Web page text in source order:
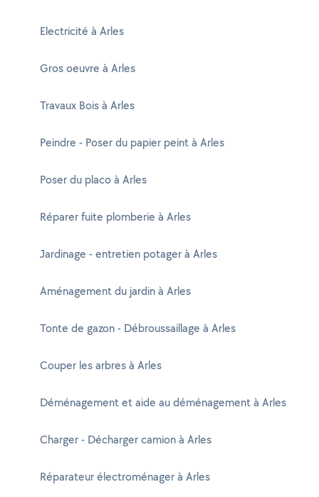
Electricité à Arles
Gros oeuvre à Arles
Travaux Bois à Arles
Peindre - Poser du papier peint à Arles
Poser du placo à Arles
Réparer fuite plomberie à Arles
Jardinage - entretien potager à Arles
Aménagement du jardin à Arles
Tonte de gazon - Débroussaillage à Arles
Couper les arbres à Arles
Déménagement et aide au déménagement à Arles
Charger - Décharger camion à Arles
Réparateur électroménager à Arles